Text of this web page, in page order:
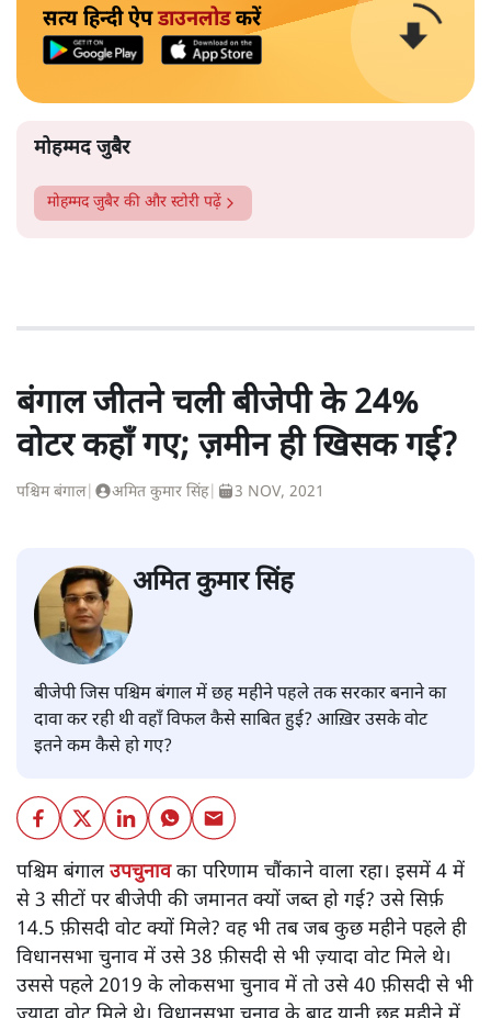
सत्य हिन्दी ऐपडाउनलोडकरें
मोहम्मद जुबैर
मोहम्मद जुबैर की और स्टोरी पढ़ें
बंगाल जीतने चली बीजेपी के 24%
वोटर कहाँ गए; ज़मीन ही खिसक गई?
पश्चिम बंगाल| अमित कुमार सिंह| 3 NOV, 2021
अमित कुमार सिंह
बीजेपी जिस पश्चिम बंगाल में छह महीने पहले तक सरकार बनाने का
दावा कर रही थी वहाँ विफल कैसे साबित हुई? आख़िर उसके वोट
इतने कम कैसे हो गए?